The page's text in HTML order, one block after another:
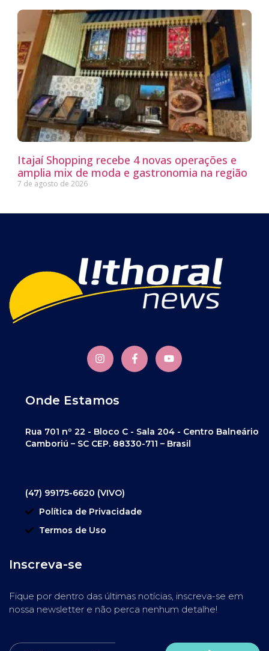
Itajaí Shopping recebe 4 novas operações e
amplia mix de moda e gastronomia na região
7 de agosto de 2026
Onde Estamos
Rua 701 nº 22 - Bloco C - Sala 204 - Centro Balneário
Camboriú – SC CEP. 88330-711 – Brasil
(47) 99175-6620 (VIVO)
Política de Privacidade
Termos de Uso
Inscreva-se
Fique por dentro das últimas notícias, inscreva-se em
nossa newsletter e não perca nenhum detalhe!